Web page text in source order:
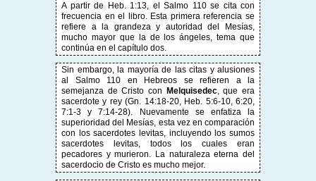
A partir de Heb. 1:13, el Salmo 110 se cita con
frecuencia en el libro. Esta primera referencia se
refiere a la grandeza y autoridad del Mesías,
mucho mayor que la de los ángeles, tema que
continúa en el capítulo dos.
Sin embargo, la mayoría de las citas y alusiones
al Salmo 110 en Hebreos se refieren a la
semejanza de Cristo con
Melquisedec, que era
sacerdote y rey (Gn. 14:18-20, Heb. 5:6-10, 6:20,
7:1-3 y 7:14-28). Nuevamente se enfatiza la
superioridad del Mesías, esta vez en comparación
con los sacerdotes levitas, incluyendo los sumos
sacerdotes levitas, todos los cuales eran
pecadores y murieron. La naturaleza eterna del
sacerdocio de Cristo es mucho mejor.